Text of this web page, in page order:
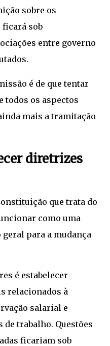
sobre os
ficará sob
entre governo
é de que tentar
todos os aspectos
mais a tramitação
diretrizes
que trata do
como uma
para a mudança
é estabelecer
relacionados à
salarial e
de trabalho. Questões
ficariam sob